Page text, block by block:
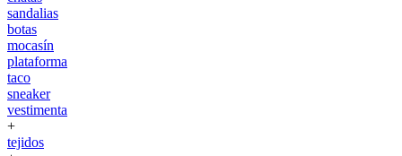
sandalias
botas
mocasín
plataforma
taco
sneaker
vestimenta
+
tejidos